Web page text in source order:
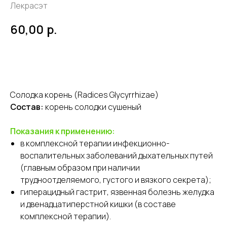
Лекрасэт
60,00 р.
Солодка корень (Radices Glycyrrhizae)
Состав: корень солодки сушеный
Показания к применению:
в комплексной терапии инфекционно-
воспалительных заболеваний дыхательных путей
(главным образом при наличии
трудноотделяемого, густого и вязкого секрета);
гиперацидный гастрит, язвенная болезнь желудка
и двенадцатиперстной кишки (в составе
комплексной терапии).